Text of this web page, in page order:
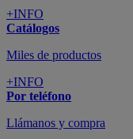
+INFO
Catálogos
Miles de productos
+INFO
Por teléfono
Llámanos y compra